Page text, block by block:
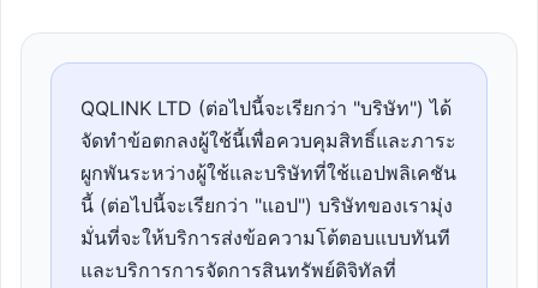
QQLINK LTD (ต่อไปนี้จะเรียกว่า "บริษัท") ได้
จัดทำข้อตกลงผู้ใช้นี้เพื่อควบคุมสิทธิ์และภาระ
ผูกพันระหว่างผู้ใช้และบริษัทที่ใช้แอปพลิเคชัน
นี้ (ต่อไปนี้จะเรียกว่า "แอป") บริษัทของเรามุ่ง
มั่นที่จะให้บริการส่งข้อความโต้ตอบแบบทันที
และบริการการจัดการสินทรัพย์ดิจิทัลที่